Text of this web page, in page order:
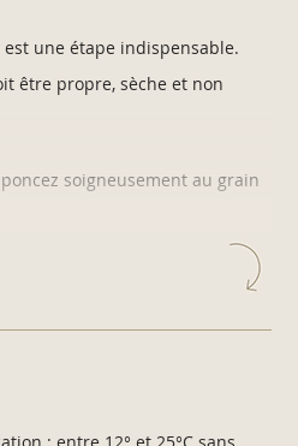
et aux UV
une étape indispensable.
être propre, sèche et non
soigneusement au grain
au grain 150 et